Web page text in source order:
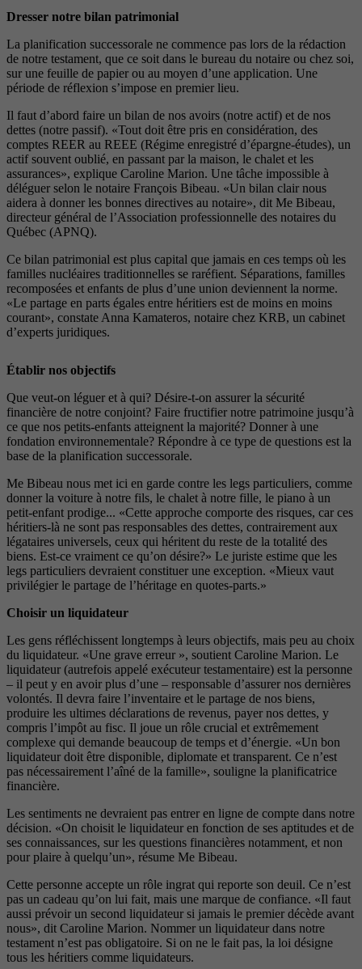
Dresser notre bilan patrimonial
La planification successorale ne commence pas lors de la rédaction
de notre testament, que ce soit dans le bureau du notaire ou chez soi,
sur une feuille de papier ou au moyen d’une application. Une
période de réflexion s’impose en premier lieu.
Il faut d’abord faire un bilan de nos avoirs (notre actif) et de nos
dettes (notre passif). «Tout doit être pris en considération, des
comptes REER au REEE (Régime enregistré d’épargne-études), un
actif souvent oublié, en passant par la maison, le chalet et les
assurances», explique Caroline Marion. Une tâche impossible à
déléguer selon le notaire François Bibeau. «Un bilan clair nous
aidera à donner les bonnes directives au notaire», dit Me Bibeau,
directeur général de l’Association professionnelle des notaires du
Québec (APNQ).
Ce bilan patrimonial est plus capital que jamais en ces temps où les
familles nucléaires traditionnelles se raréfient. Séparations, familles
recomposées et enfants de plus d’une union deviennent la norme.
«Le partage en parts égales entre héritiers est de moins en moins
courant», constate Anna Kamateros, notaire chez KRB, un cabinet
d’experts juridiques.
Établir nos objectifs
Que veut-on léguer et à qui? Désire-t-on assurer la sécurité
financière de notre conjoint? Faire fructifier notre patrimoine jusqu’à
ce que nos petits-enfants atteignent la majorité? Donner à une
fondation environnementale? Répondre à ce type de questions est la
base de la planification successorale.
Me Bibeau nous met ici en garde contre les legs particuliers, comme
donner la voiture à notre fils, le chalet à notre fille, le piano à un
petit-enfant prodige... «Cette approche comporte des risques, car ces
héritiers-là ne sont pas responsables des dettes, contrairement aux
légataires universels, ceux qui héritent du reste de la totalité des
biens. Est-ce vraiment ce qu’on désire?» Le juriste estime que les
legs particuliers devraient constituer une exception. «Mieux vaut
privilégier le partage de l’héritage en quotes-parts.»
Choisir un liquidateur
Les gens réfléchissent longtemps à leurs objectifs, mais peu au choix
du liquidateur. «Une grave erreur », soutient Caroline Marion. Le
liquidateur (autrefois appelé exécuteur testamentaire) est la personne
– il peut y en avoir plus d’une – responsable d’assurer nos dernières
volontés. Il devra faire l’inventaire et le partage de nos biens,
produire les ultimes déclarations de revenus, payer nos dettes, y
compris l’impôt au fisc. Il joue un rôle crucial et extrêmement
complexe qui demande beaucoup de temps et d’énergie. «Un bon
liquidateur doit être disponible, diplomate et transparent. Ce n’est
pas nécessairement l’aîné de la famille», souligne la planificatrice
financière.
Les sentiments ne devraient pas entrer en ligne de compte dans notre
décision. «On choisit le liquidateur en fonction de ses aptitudes et de
ses connaissances, sur les questions financières notamment, et non
pour plaire à quelqu’un», résume Me Bibeau.
Cette personne accepte un rôle ingrat qui reporte son deuil. Ce n’est
pas un cadeau qu’on lui fait, mais une marque de confiance. «Il faut
aussi prévoir un second liquidateur si jamais le premier décède avant
nous», dit Caroline Marion. Nommer un liquidateur dans notre
testament n’est pas obligatoire. Si on ne le fait pas, la loi désigne
tous les héritiers comme liquidateurs.